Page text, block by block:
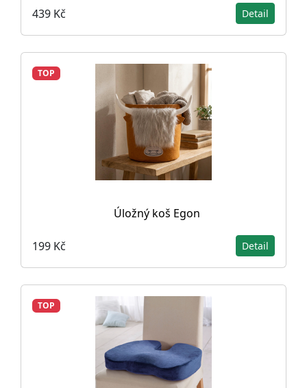
439 Kč Detail
TOP
Úložný koš Egon
199 Kč Detail
TOP